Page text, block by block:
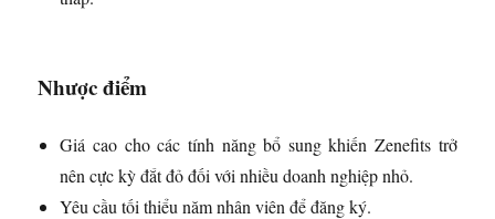
Nhược điểm
Giá cao cho các tính năng bổ sung khiến Zenefits trở
nên cực kỳ đắt đỏ đối với nhiều doanh nghiệp nhỏ.
Yêu cầu tối thiểu năm nhân viên để đăng ký.